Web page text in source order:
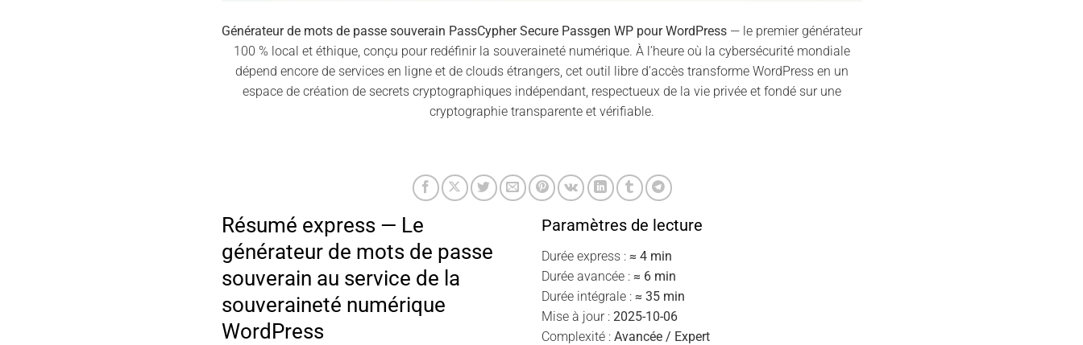
Générateur de mots de passe souverain PassCypher Secure Passgen WP pour WordPress— le premier générateur
100 % local et éthique, conçu pour redéfinir la souveraineté numérique. À l’heure où la cybersécurité mondiale
dépend encore de services en ligne et de clouds étrangers, cet outil libre d’accès transforme WordPress en un
espace de création de secrets cryptographiques indépendant, respectueux de la vie privée et fondé sur une
cryptographie transparente et vérifiable.
Résumé express — Le
générateur de mots de passe
souverain au service de la
souveraineté numérique
WordPress
Paramètres de lecture
Durée express : ≈ 4 min
Durée avancée : ≈ 6 min
Durée intégrale : ≈ 35 min
Mise à jour : 2025-10-06
Complexité : Avancée / Expert